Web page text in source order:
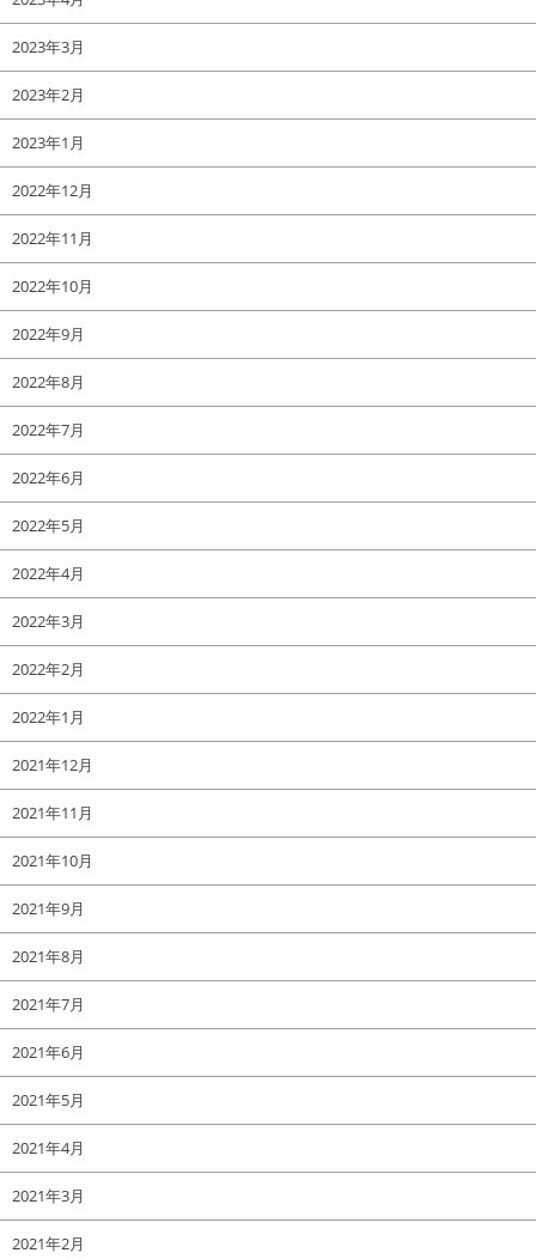
2023年3月
2023年2月
2023年1月
2022年12月
2022年11月
2022年10月
2022年9月
2022年8月
2022年7月
2022年6月
2022年5月
2022年4月
2022年3月
2022年2月
2022年1月
2021年12月
2021年11月
2021年10月
2021年9月
2021年8月
2021年7月
2021年6月
2021年5月
2021年4月
2021年3月
2021年2月